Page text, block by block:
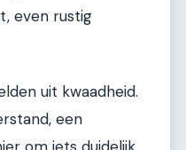
even rustig
uit kwaadheid.
een
om iets duidelijk